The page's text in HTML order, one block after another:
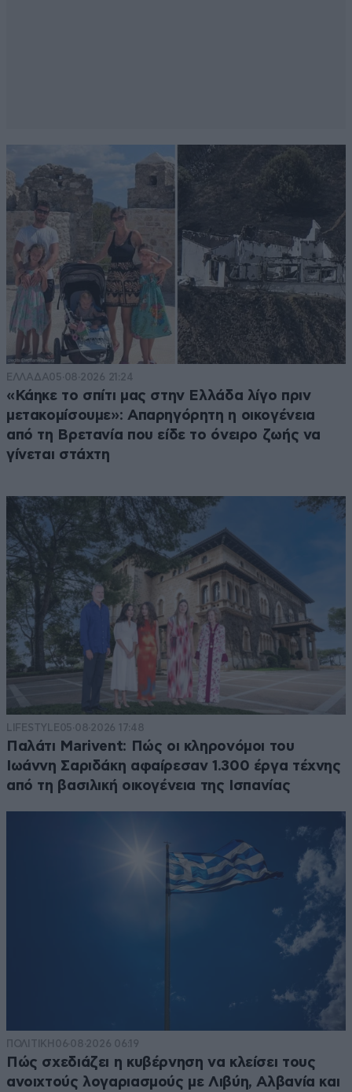
ΕΛΛΑΔΑ05·08·2026 21:24
«Κάηκε το σπίτι μας στην Ελλάδα λίγο πριν
μετακομίσουμε»: Απαρηγόρητη η οικογένεια
από τη Βρετανία που είδε το όνειρο ζωής να
γίνεται στάχτη
LIFESTYLE05·08·2026 17:48
Παλάτι Marivent: Πώς οι κληρονόμοι του
Ιωάννη Σαριδάκη αφαίρεσαν 1.300 έργα τέχνης
από τη βασιλική οικογένεια της Ισπανίας
ΠΟΛΙΤΙΚΗ 06·08·2026 06:19
Πώς σχεδιάζει η κυβέρνηση να κλείσει τους
ανοιχτούς λογαριασμούς με Λιβύη, Αλβανία και